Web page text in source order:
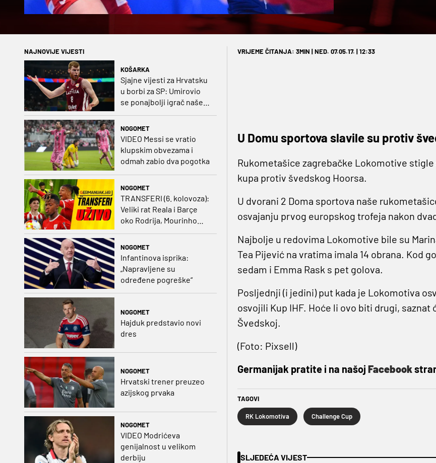
NAJNOVIJE VIJESTI
KOŠARKA
Sjajne vijesti za Hrvatsku
u borbi za SP: Umirovio
se ponajbolji igrač našeg
NOGOMET
VIDEO Messi se vratio
klupskim obvezama i
odmah zabio dva pogotka
NOGOMET
TRANSFERI (6. kolovoza):
Veliki rat Reala i Barçe
oko Rodrija, Mourinho
nagovorio Viniciusa na
NOGOMET
Infantinova isprika:
„Napravljene su
određene pogreške“
NOGOMET
Hajduk predstavio novi
dres
NOGOMET
Hrvatski trener preuzeo
azijskog prvaka
NOGOMET
VIDEO Modrićeva
genijalnost u velikom
derbiju
VRIJEME ČITANJA: 3MIN | NED. 07.05.17. | 12:33
U Domu sportova slavile su protiv
Rukometašice zagrebačke Lokomotive
kupa protiv švedskog Hoorsa.
U dvorani 2 Doma sportova naše
osvajanju prvog europskog trofeja nakon
Najbolje u redovima Lokomotive bile su
Tea Pijević na vratima imala 14 obrana. Kod
sedam i Emma Rask s pet golova.
Posljednji (i jedini) put kada je Lokomotiva
osvojili Kup IHF. Hoće li ovo biti drugi, saznat
Švedskoj.
(Foto: Pixsell)
Germanijak pratite i na našoj Facebook
TAGOVI
RK Lokomotiva Challenge Cup
SLJEDEĆA VIJEST